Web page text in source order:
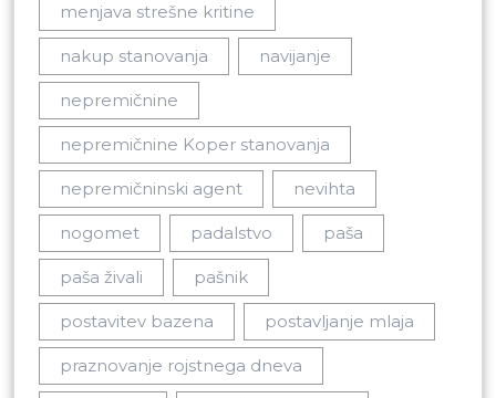
menjava strešne kritine
nakup stanovanja navijanje
nepremičnine
nepremičnine Koper stanovanja
nepremičninski agent nevihta
nogomet padalstvo paša
paša živali pašnik
postavitev bazena postavljanje mlaja
praznovanje rojstnega dneva